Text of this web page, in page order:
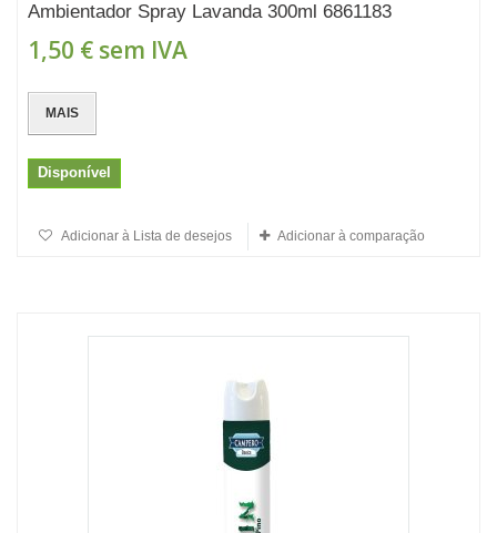
Ambientador Spray Lavanda 300ml 6861183
1,50 € sem IVA
MAIS
Disponível
Adicionar à Lista de desejos Adicionar à comparação